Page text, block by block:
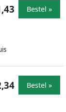
Bestel »
Bestel »